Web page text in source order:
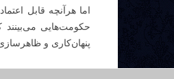
اما هرآنچه قابل
حکومت‌هایی می‌بینند
پنهان‌کاری و